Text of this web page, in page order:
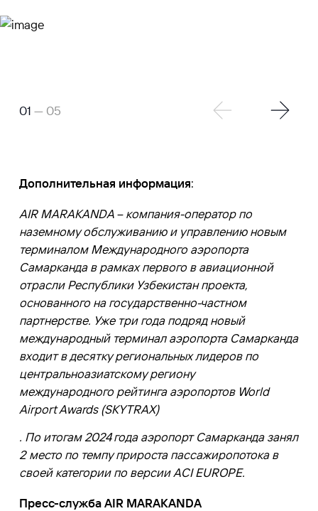
01 — 05
Дополнительная информация:
AIR MARAKANDA – компания-оператор по
наземному обслуживанию и управлению новым
терминалом Международного аэропорта
Самарканда в рамках первого в авиационной
отрасли Республики Узбекистан проекта,
основанного на государственно-частном
партнерстве. Уже три года подряд новый
международный терминал аэропорта Самарканда
входит в десятку региональных лидеров по
центральноазиатскому региону
международного рейтинга аэропортов World
Airport Awards (SKYTRAX)
. По итогам 2024 года аэропорт Самарканда занял
2 место по темпу прироста пассажиропотока в
своей категории по версии ACI EUROPE.
Пресс-служба AIR MARAKANDA